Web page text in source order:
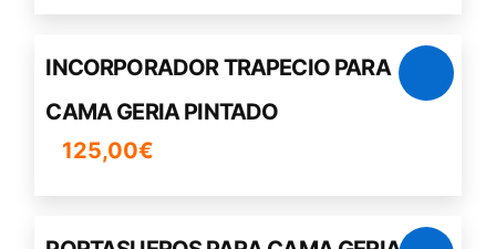
INCORPORADOR TRAPECIO PARA
CAMA GERIA PINTADO
125,00€